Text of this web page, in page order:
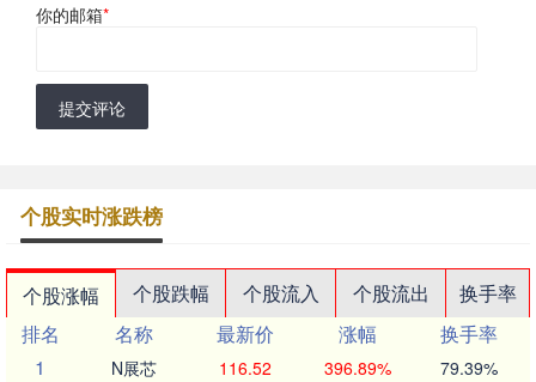
你的邮箱*
提交评论
个股实时涨跌榜
个股涨幅 个股跌幅 个股流入 个股流出
换手率
排名
名称 最新价 涨幅
换手率
1
N展芯 116.52 396.89% 79.39%